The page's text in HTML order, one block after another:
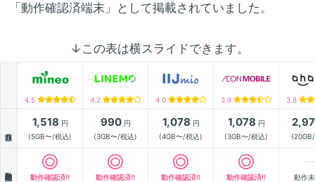
「動作確認済端末」として掲載されていました。
↓この表は横スライドできます。
4.5 4.2 4.0 3.9 3.8
1,518 円
(5GB〜/税込)
990円
(3GB〜/税込)
1,078 円
(4GB〜/税込)
1,078 円
(3GB〜/税込)
動作確認済!! 動作確認済!! 動作確認済!! 動作確認済!! 動作